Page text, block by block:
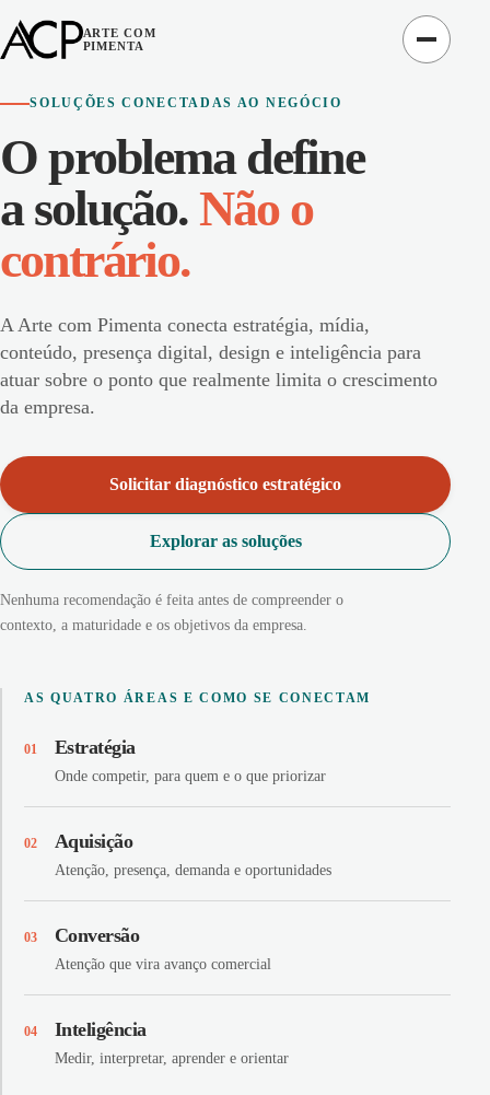
ARTE COM
PIMENTA
SOLUÇÕES CONECTADAS AO NEGÓCIO
O problema define
a solução. Não o
contrário.
A Arte com Pimenta conecta estratégia, mídia,
conteúdo, presença digital, design e inteligência para
atuar sobre o ponto que realmente limita o crescimento
da empresa.
Solicitar diagnóstico estratégico
Explorar as soluções
Nenhuma recomendação é feita antes de compreender o
contexto, a maturidade e os objetivos da empresa.
AS QUATRO ÁREAS E COMO SE CONECTAM
01 Estratégia
Onde competir, para quem e o que priorizar
02 Aquisição
Atenção, presença, demanda e oportunidades
03 Conversão
Atenção que vira avanço comercial
04 Inteligência
Medir, interpretar, aprender e orientar